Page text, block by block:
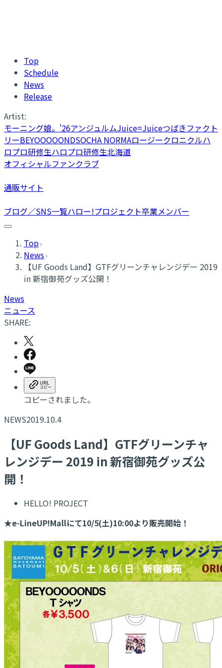
Top
Schedule
News
Release
Artist:
モーニング娘。'26アンジュルムJuice=Juiceつばきファクト
リーBEYOOOOONDSOCHA NORMAロージークロニクルハ
ロプロ研修生ハロプロ研修生北海道
オフィシャルファンクラブ
通販サイト
ブログ／SNS一覧ハロー!プロジェクト卒業メンバー
Top
News
【UF Goods Land】GTFグリーンチャレンジデー 2019
in 新宿御苑グッズ公開！
News
ニュース
SHARE:
コピーされました。
NEWS2019.10.4
【UF Goods Land】GTFグリーンチャ
レンジデー 2019 in 新宿御苑グッズ公
開！
HELLO! PROJECT
★e-LineUP!Mallにて10/5(土)10:00より販売開始！